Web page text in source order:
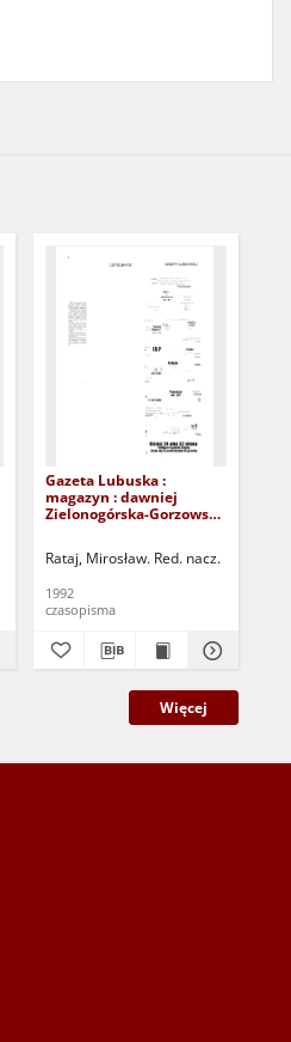
Gazeta Lubuska :
magazyn : dawniej
Zielonogórska-Gorzowska
1992). - Wyd. 1
Rataj, Mirosław. Red. nacz.
1992
czasopisma
Więcej